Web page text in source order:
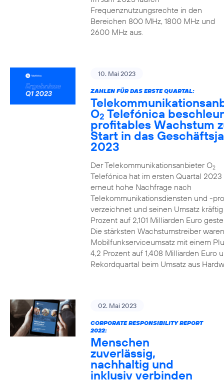
Frequenznutzungsrechte in den
Bereichen 800 MHz, 1800 MHz und
2600 MHz aus.
10. Mai 2023
ZAHLEN FÜR DAS ERSTE QUARTAL:
O2 Telefónica
profitables Wachstum
Start in das
2023
Der Telekommunikationsanbieter O2
Telefónica hat im ersten Quartal 2023
erneut hohe Nachfrage nach
Telekommunikationsdiensten und -
verzeichnet und seinen Umsatz
Prozent auf 2,101 Milliarden Euro
Die stärksten Wachstumstreiber
Mobilfunkserviceumsatz mit einem
4,2 Prozent auf 1,408 Milliarden Euro
Rekordquartal beim Umsatz aus
02. Mai 2023
CORPORATE RESPONSIBILITY REPORT
2022:
Menschen
zuverlässig,
nachhaltig und
inklusiv verbinden